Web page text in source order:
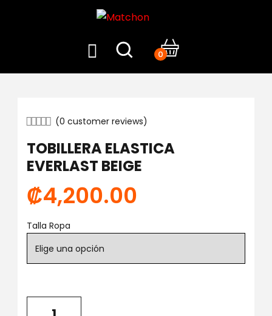
0
(0 customer reviews)
TOBILLERA ELASTICA
EVERLAST BEIGE
₡4,200.00
Talla Ropa